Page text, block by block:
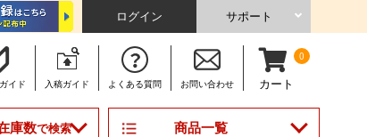
ログイン サポート
ガイド 入稿ガイド よくある質問 お問い合わせ
0
カート
庫数で検索 商品一覧